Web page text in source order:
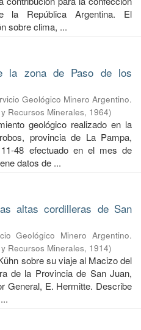
la República Argentina. El
sobre clima, ...
la zona de Paso de los
Geológico Minero Argentino.
Recursos Minerales, 1964)
geológico realizado en la
provincia de La Pampa,
48 efectuado en el mes de
datos de ...
altas cordilleras de San
Geológico Minero Argentino.
Recursos Minerales, 1914)
sobre su viaje al Macizo del
de la Provincia de San Juan,
General, E. Hermitte. Describe